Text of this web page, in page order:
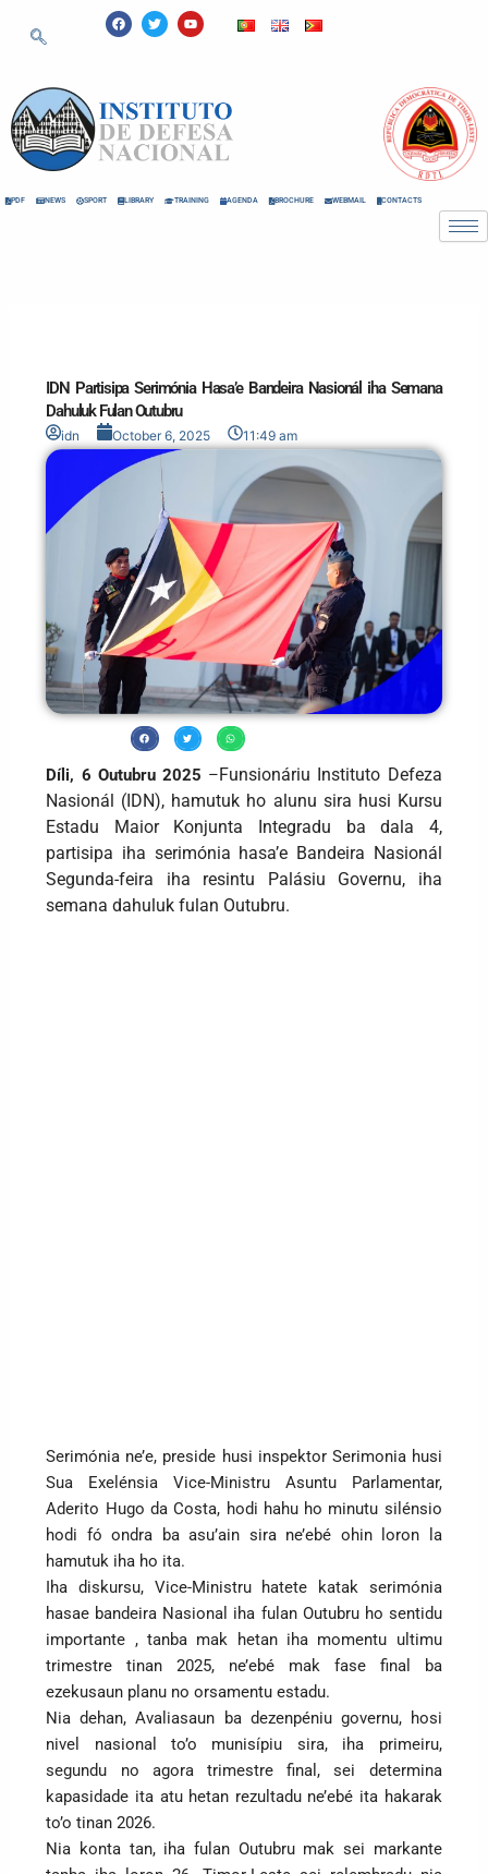
F
a
c
k
T
w
i
Y
o
u
PDF NEWS SPORT LIBRARY TRAINING AGENDA BROCHURE WEBMAIL CONTACTS
IDN Partisipa Serimónia Hasa’e Bandeira Nasionál iha Semana
Dahuluk Fulan Outubru
idn October 6, 2025 11:49 am
Díli, 6 Outubru 2025 –Funsionáriu Instituto Defeza
Nasionál (IDN), hamutuk ho alunu sira husi Kursu
Estadu Maior Konjunta Integradu ba dala 4,
partisipa iha serimónia hasa’e Bandeira Nasionál
Segunda-feira iha resintu Palásiu Governu, iha
semana dahuluk fulan Outubru.
Serimónia ne’e, preside husi inspektor Serimonia husi
Sua Exelénsia Vice-Ministru Asuntu Parlamentar,
Aderito Hugo da Costa, hodi hahu ho minutu silénsio
hodi fó ondra ba asu’ain sira ne’ebé ohin loron la
hamutuk iha ho ita.
Iha diskursu, Vice-Ministru hatete katak serimónia
hasae bandeira Nasional iha fulan Outubru ho sentidu
importante , tanba mak hetan iha momentu ultimu
trimestre tinan 2025, ne’ebé mak fase final ba
ezekusaun planu no orsamentu estadu.
Nia dehan, Avaliasaun ba dezenpéniu governu, hosi
nivel nasional to’o munisípiu sira, iha primeiru,
segundu no agora trimestre final, sei determina
kapasidade ita atu hetan rezultadu ne’ebé ita hakarak
to’o tinan 2026.
Nia konta tan, iha fulan Outubru mak sei markante